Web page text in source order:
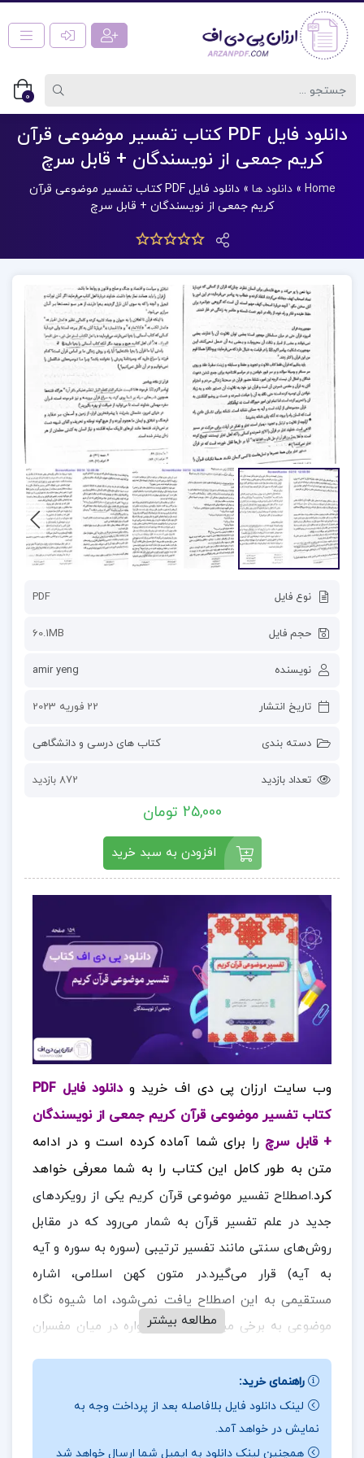
0
دانلود فایل PDF کتاب تفسیر موضوعی قرآن
کریم جمعی از نویسندگان + قابل سرچ
Home
»دانلود ها »
دانلود فایل PDF کتاب تفسیر موضوعی قرآن
کریم جمعی از نویسندگان + قابل سرچ
نوع فایل PDF
حجم فایل 60.1MB
نویسنده amir yeng
تاریخ انتشار 22 فوریه 2023
دسته بندی کتاب های درسی و دانشگاهی
تعداد بازدید 872 بازدید
25,000 تومان
افزودن به سبد خرید
وب سایت ارزان پی دی اف خرید و
دانلود فایل PDF
کتاب تفسیر موضوعی قرآن کریم جمعی از نویسندگان
+ قابل سرچرا برای شما آماده کرده استو در ادامه
متن به طور کامل این کتاب را به شما معرفی خواهد
کرد.اصطلاح تفسیر موضوعی قرآن کریم یکی از رویکردهای
جدید در علم تفسیر قرآن به شمار می‌رود که در مقابل
روش‌های سنتی مانند تفسیر ترتیبی (سوره به سوره و آیه
به آیه) قرار می‌گیرد.در متون کهن اسلامی، اشاره
مستقیمی به این اصطلاح یافت نمی‌شود، اما شیوه نگاه
موضوعی به برخی مباحث قرآنی همواره در میان مفسران
که مفسران بر اساس موضوع خاصی همچون احکام فقهی
به بررسی آیات مرتبط پرداخته‌اند. در ادامه همراه
پی دی افباشید.
مطالعه بیشتر
راهنمای خرید:
لینک دانلود فایل بلافاصله بعد از پرداخت وجه به
نمایش در خواهد آمد.
همچنین لینک دانلود به ایمیل شما ارسال خواهد شد